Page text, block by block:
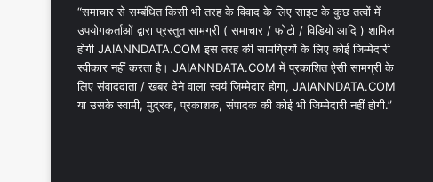
“समाचार से सम्बंधित किसी भी तरह के विवाद के लिए साइट के कुछ तत्वों में
उपयोगकर्ताओं द्वारा प्रस्तुत सामग्री ( समाचार / फोटो / विडियो आदि ) शामिल
होगी JAIANNDATA.COM इस तरह की सामग्रियों के लिए कोई जिम्मेदारी
स्वीकार नहीं करता है। JAIANNDATA.COM में प्रकाशित ऐसी सामग्री के
लिए संवाददाता / खबर देने वाला स्वयं जिम्मेदार होगा, JAIANNDATA.COM
या उसके स्वामी, मुद्रक, प्रकाशक, संपादक की कोई भी जिम्मेदारी नहीं होगी.”